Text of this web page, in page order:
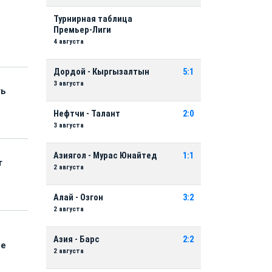
Турнирная таблица
Премьер-Лиги
4 августа
Дордой - Кыргызалтын
3 августа
5:1
Нефтчи - Талант
3 августа
2:0
Азиягол - Мурас Юнайтед
2 августа
1:1
Алай - Озгон
2 августа
3:2
Азия - Барс
2 августа
2:2